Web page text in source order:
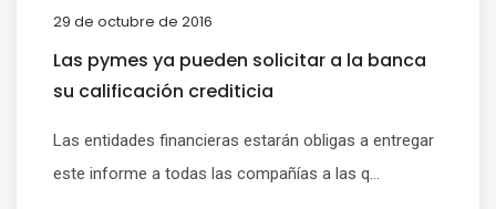
29 de octubre de 2016
Las pymes ya pueden solicitar a la banca
su calificación crediticia
Las entidades financieras estarán obligas a entregar
este informe a todas las compañías a las q...